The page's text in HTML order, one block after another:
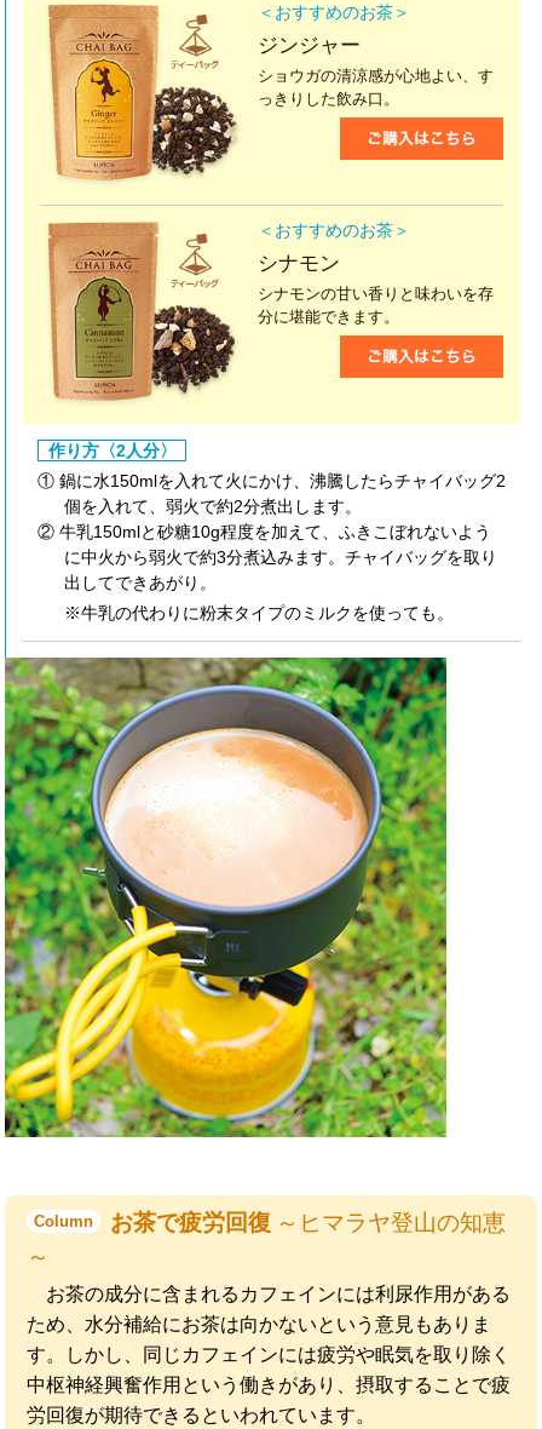
＜おすすめのお茶＞
ジンジャー
ショウガの清涼感が心地よい、す
っきりした飲み口。
＜おすすめのお茶＞
シナモン
シナモンの甘い香りと味わいを存
分に堪能できます。
作り方〈2人分〉
① 鍋に水150mlを入れて火にかけ、沸騰したらチャイバッグ2
個を入れて、弱火で約2分煮出します。
② 牛乳150mlと砂糖10g程度を加えて、ふきこぼれないよう
に中火から弱火で約3分煮込みます。チャイバッグを取り
出してできあがり。
※牛乳の代わりに粉末タイプのミルクを使っても。
Column お茶で疲労回復 ～ヒマラヤ登山の知恵
～
お茶の成分に含まれるカフェインには利尿作用がある
ため、水分補給にお茶は向かないという意見もありま
す。しかし、同じカフェインには疲労や眠気を取り除く
中枢神経興奮作用という働きがあり、摂取することで疲
労回復が期待できるといわれています。